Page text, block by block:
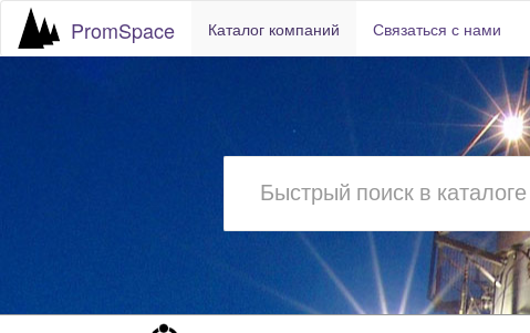
PromSpace Каталог компаний Связаться с нами